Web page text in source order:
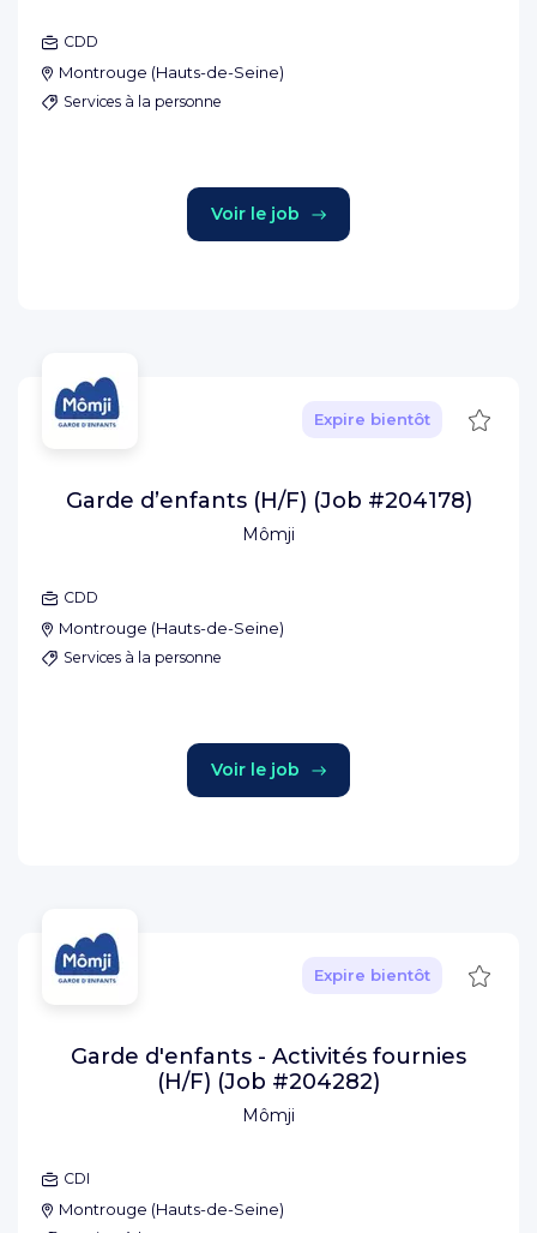
CDD
Montrouge (Hauts-de-Seine)
Services à la personne
Voir le job
Mômji
Expire bientôt
Garde d’enfants (H/F) (Job #204178)
CDD
Montrouge (Hauts-de-Seine)
Services à la personne
Voir le job
Mômji
Expire bientôt
Garde d'enfants - Activités fournies
(H/F) (Job #204282)
CDI
Montrouge (Hauts-de-Seine)